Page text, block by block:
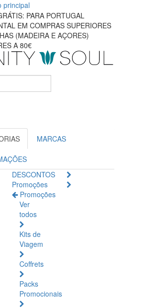
principal
PARA PORTUGAL
EM COMPRAS SUPERIORES
(MADEIRA E AÇORES)
A 80€
MARCAS
DESCONTOS
Promoções
Promoções
Ver
todos
Kits de
Viagem
Coffrets
Packs
Promocionais